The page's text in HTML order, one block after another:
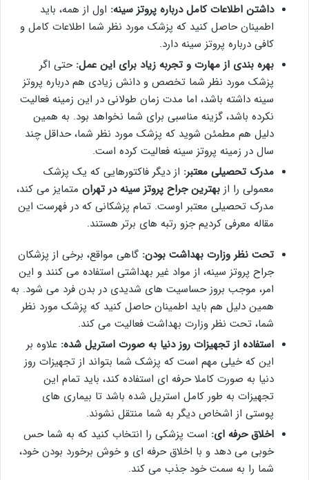
داشتن اطلاعات کامل درباره پروتز سینه: اول از همه، باید
اطمینان حاصل کنید که پزشک مورد نظر شما اطلاعات کامل و
کافی درباره پروتز سینه دارد.
بهره بندی از مهارت و تجربه زیاد برای این عمل: حتی اگر
پزشک مورد نظر شما تخصص و دانش زیادی هم درباره پروتز
سینه داشته باشد، اما مدت زمان طولانی در این زمینه فعالیت
نکرده باشد، گزینه مناسبی برای شما نخواهد بود. به همین
دلیل هم مطمئن شوید که پزشک مورد نظر شما، حداقل چند
سال در زمینه پروتز سینه فعالیت کرده است.
مدرک تحصیلی معتبر: از دیگر فاکتورهایی که یک پزشک
معمولی را از بهترين جراح پروتز سينه در تهران متمایز می کند،
مدرک تحصیلی معتبر اوست. تمام پزشکانی که در فهرست این
مقاله معرفی کردیم جزو رتبه های برتر هستند.
تحت نظر وزارت بهداشت بودن: گاهی مواقع، برخی از پزشکان
جراح پروتز سینه، از مواد غیر بهداشتی استفاده می کنند و این
امر، موجب بروز حساسیت های شدیدی در بدن فرد می شود. به
همین دلیل هم باید اطمینان حاصل کنید که پزشک مورد نظر
شما، تحت نظر وزارت بهداشت فعالیت می کند.
استفاده از تجهیزات روز دنیا به صورت استریل شده: علاوه بر
این که خیلی مهم است که پزشک شما بتواند از تجهیزات روز
دنیا به صورت کاملا حرفه ای استفاده کند، باید تمام این
تجهیزات به طور کامل استریل شده باشد تا بیماری های
پوستی از اشخاص دیگر به شما منتقل نشوند.
اخلاق حرفه ای: است پزشکی را انتخاب کنید که به شما حس
خوبی می دهد و با اخلاق حرفه ای و خوش برخورد بودن خود،
شما را به سمت خود جذب می کند.